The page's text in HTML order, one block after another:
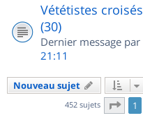
Vététistes
(30)
Dernier message par
21:11
Nouveau sujet
452 sujets Page
1